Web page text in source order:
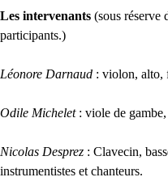
Les intervenants (sous réserve
participants.)
Léonore Darnaud : violon, alto,
Odile Michelet: viole de
Nicolas Desprez : Clavecin,
instrumentistes et chanteurs.